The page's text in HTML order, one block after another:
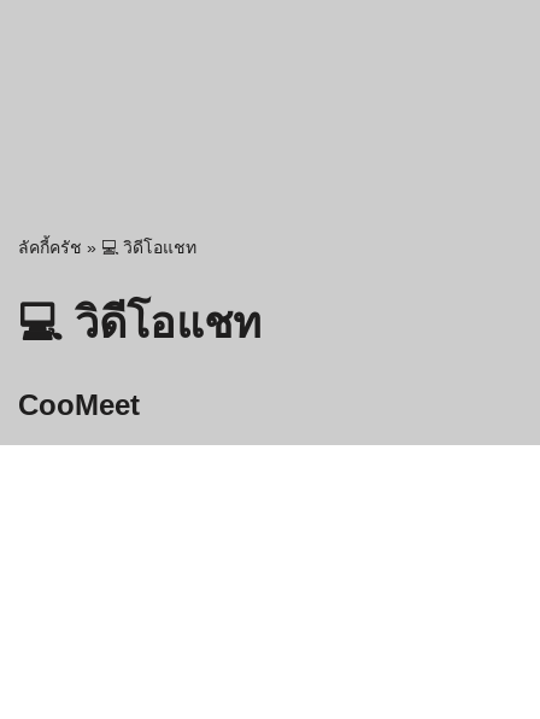
ลัคกี้ครัช » 💻 วิดีโอแชท
💻 วิดีโอแชท
CooMeet